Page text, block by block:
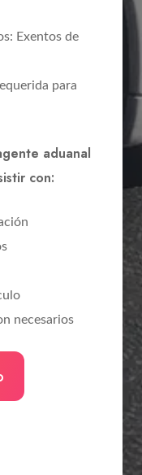
Exentos de
para
aduanal
con:
necesarios